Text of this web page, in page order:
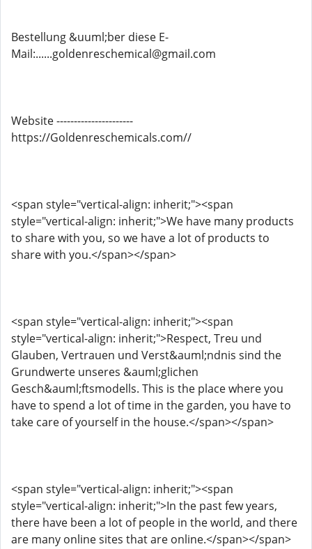
Bestellung &uuml;ber diese E-
Mail:......goldenreschemical@gmail.com
Website ----------------------
https://Goldenreschemicals.com//
<span style="vertical-align: inherit;"><span
style="vertical-align: inherit;">We have many products
to share with you, so we have a lot of products to
share with you.</span></span>
<span style="vertical-align: inherit;"><span
style="vertical-align: inherit;">Respect, Treu und
Glauben, Vertrauen und Verst&auml;ndnis sind the
Grundwerte unseres &auml;glichen
Gesch&auml;ftsmodells. This is the place where you
have to spend a lot of time in the garden, you have to
take care of yourself in the house.</span></span>
<span style="vertical-align: inherit;"><span
style="vertical-align: inherit;">In the past few years,
there have been a lot of people in the world, and there
are many online sites that are online.</span></span>